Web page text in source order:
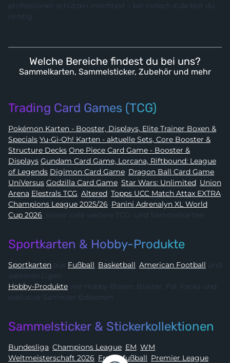
professionell schützen möchtest – bei collect-it.de bist du
richtig.
Welche Bereiche findest du bei uns?
Sammelkarten, Sammelsticker, Zubehör und mehr
Trading Card Games (TCG)
Pokémon Karten - Booster, Displays, Elite Trainer Boxen &
Specials Yu-Gi-Oh! Karten - aktuelle Sets, Core Booster &
Structure Decks One Piece Card Game - Booster &
Displays Gundam Card Game, Lorcana, Riftbound: League
of Legends
Digimon Card Game, Dragon Ball Card Game,
UniVersus
Godzilla Card Game, Star Wars: Unlimited, Union
Arena
Elestrals TCG, Altered, Topps UCC Match Attax EXTRA
Champions League 2025/26, Panini Adrenalyn XL World
Cup 2026, sowie viele weitere TCG- und Sammelkarten
Sportkarten & Hobby-Produkte
Sportkarten aus Fußball, Basketball, American Football und
weiteren Ligen
Hobby-Produkte
exklusive Sammler-Editionen
Sammelsticker & Stickerkollektionen
Bundesliga, Champions League, EM, WM,
Weltmeisterschaft 2026, Frauenfußball, Premier League,